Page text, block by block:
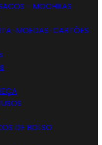
- MOCHILAS
MOEDAS-CARTÕES
DE BOLSO